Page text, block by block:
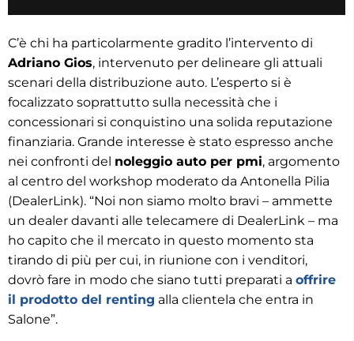
C’è chi ha particolarmente gradito l’intervento di
Adriano Gios, intervenuto per delineare gli attuali
scenari della distribuzione auto. L’esperto si è
focalizzato soprattutto sulla necessità che i
concessionari si conquistino una solida reputazione
finanziaria. Grande interesse è stato espresso anche
nei confronti del noleggio auto per pmi, argomento
al centro del workshop moderato da Antonella Pilia
(DealerLink). “Noi non siamo molto bravi – ammette
un dealer davanti alle telecamere di DealerLink – ma
ho capito che il mercato in questo momento sta
tirando di più per cui, in riunione con i venditori,
dovrò fare in modo che siano tutti preparati a offrire
il prodotto del renting alla clientela che entra in
Salone”.